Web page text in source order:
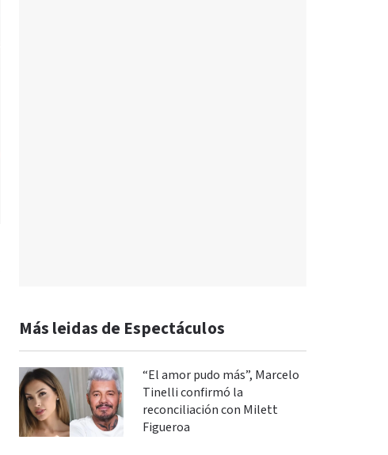
Más leidas de Espectáculos
“El amor pudo más”, Marcelo
Tinelli confirmó la
reconciliación con Milett
Figueroa